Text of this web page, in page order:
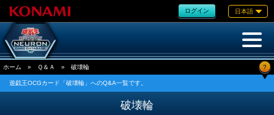
ログイン 日本語
ホーム » Ｑ＆Ａ » 破壊輪 ?
遊戯王OCGカード「破壊輪」へのQ&A一覧です。
破壊輪